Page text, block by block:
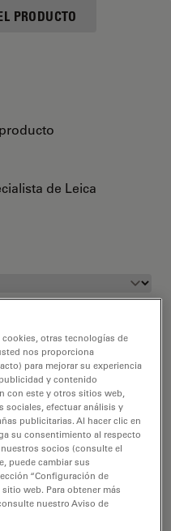
PRODUCTO
de Leica
opcional
otras tecnologías de
nos proporciona
para mejorar su experiencia
y contenido
con este y otros sitios web,
sociales, efectuar análisis y
publicitarias. Al hacer clic en
su consentimiento al respecto
socios (consulte el
puede cambiar sus
“Configuración de
web. Para obtener más
nuestro Aviso de